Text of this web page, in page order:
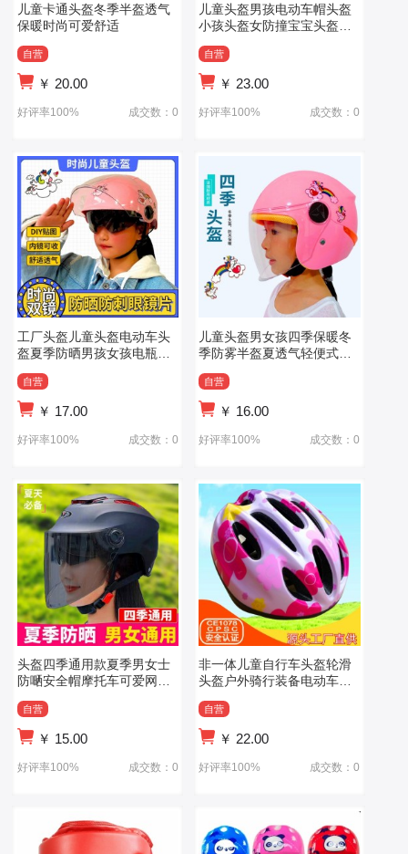
儿童卡通头盔冬季半盔透气
保暖时尚可爱舒适
自营
￥ 20.00
好评率100% 成交数：0
儿童头盔男孩电动车帽头盔
小孩头盔女防撞宝宝头盔灰
自营
￥ 23.00
好评率100% 成交数：0
工厂头盔儿童头盔电动车头
盔夏季防晒男孩女孩电瓶轻
自营
￥ 17.00
好评率100% 成交数：0
儿童头盔男女孩四季保暖冬
季防雾半盔夏透气轻便式安
自营
￥ 16.00
好评率100% 成交数：0
头盔四季通用款夏季男女士
防嗮安全帽摩托车可爱网红
自营
￥ 15.00
好评率100% 成交数：0
非一体儿童自行车头盔轮滑
头盔户外骑行装备电动车安
自营
￥ 22.00
好评率100% 成交数：0